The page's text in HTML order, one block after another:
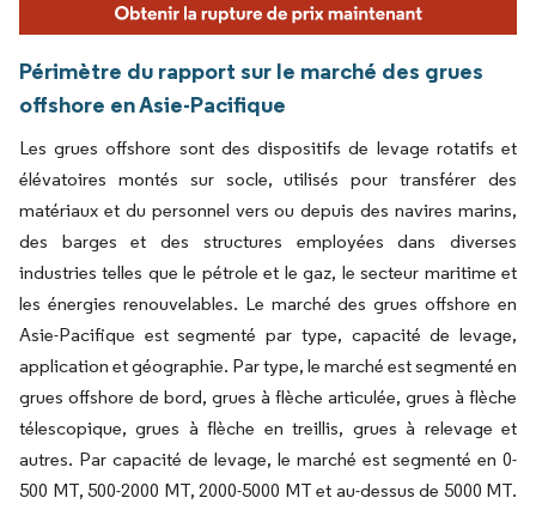
Périmètre du rapport sur le marché des grues
offshore en Asie-Pacifique
Les grues offshore sont des dispositifs de levage rotatifs et
élévatoires montés sur socle, utilisés pour transférer des
matériaux et du personnel vers ou depuis des navires marins,
des barges et des structures employées dans diverses
industries telles que le pétrole et le gaz, le secteur maritime et
les énergies renouvelables. Le marché des grues offshore en
Asie-Pacifique est segmenté par type, capacité de levage,
application et géographie. Par type, le marché est segmenté en
grues offshore de bord, grues à flèche articulée, grues à flèche
télescopique, grues à flèche en treillis, grues à relevage et
autres. Par capacité de levage, le marché est segmenté en 0-
500 MT, 500-2000 MT, 2000-5000 MT et au-dessus de 5000 MT.